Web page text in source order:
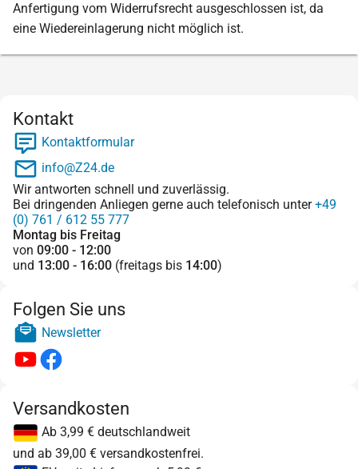
Anfertigung vom Widerrufsrecht ausgeschlossen ist, da
eine Wiedereinlagerung nicht möglich ist.
Kontakt
Kontaktformular
info@Z24.de
Wir antworten schnell und zuverlässig.
Bei dringenden Anliegen gerne auch telefonisch unter+49
(0) 761 / 612 55 777
Montag bis Freitag
von 09:00 - 12:00
und 13:00 - 16:00 (freitags bis 14:00)
Folgen Sie uns
Newsletter
Versandkosten
Ab 3,99 € deutschlandweit
und ab 39,00 € versandkostenfrei.